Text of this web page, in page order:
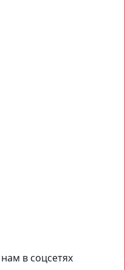
в соцсетях